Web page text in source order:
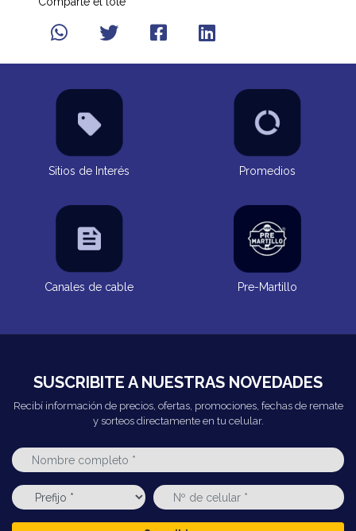
Sitios de Interés Promedios
Canales de cable Pre-Martillo
SUSCRIBITE A NUESTRAS NOVEDADES
Recibí información de precios, ofertas, promociones, fechas de remate
y sorteos directamente en tu celular.